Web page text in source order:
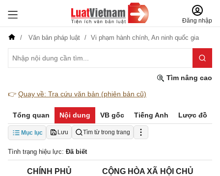
Đăng nhập
Văn bản pháp luật Vi phạm hành chính, An ninh quốc gia
Tìm nâng cao
👉 Quay về: Tra cứu văn bản (phiên bản cũ)
Tổng quan Nội dung VB gốc Tiếng Anh Lược đồ
Mục lục Lưu Tìm từ trong trang
Tình trạng hiệu lực: Đã biết
CHÍNH PHỦ
CỘNG HÒA XÃ HỘI CHỦ